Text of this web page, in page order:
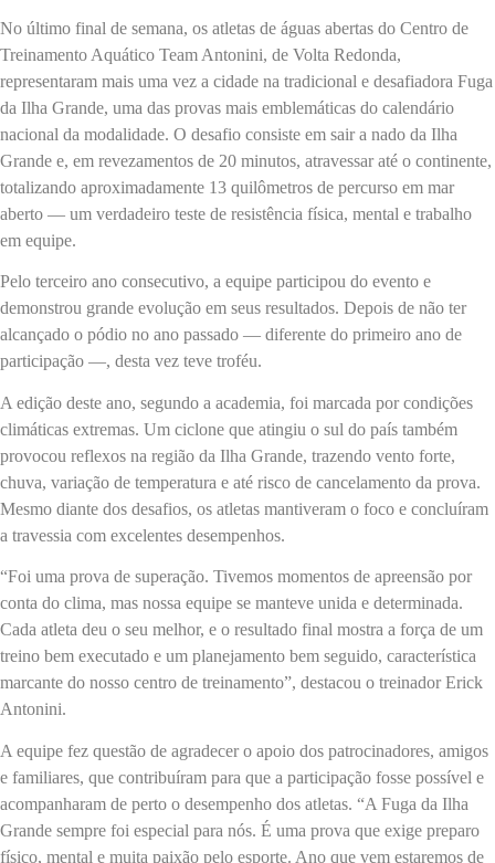
No último final de semana, os atletas de águas abertas do Centro de
Treinamento Aquático Team Antonini, de Volta Redonda,
representaram mais uma vez a cidade na tradicional e desafiadora Fuga
da Ilha Grande, uma das provas mais emblemáticas do calendário
nacional da modalidade. O desafio consiste em sair a nado da Ilha
Grande e, em revezamentos de 20 minutos, atravessar até o continente,
totalizando aproximadamente 13 quilômetros de percurso em mar
aberto — um verdadeiro teste de resistência física, mental e trabalho
em equipe.
Pelo terceiro ano consecutivo, a equipe participou do evento e
demonstrou grande evolução em seus resultados. Depois de não ter
alcançado o pódio no ano passado — diferente do primeiro ano de
participação —, desta vez teve troféu.
A edição deste ano, segundo a academia, foi marcada por condições
climáticas extremas. Um ciclone que atingiu o sul do país também
provocou reflexos na região da Ilha Grande, trazendo vento forte,
chuva, variação de temperatura e até risco de cancelamento da prova.
Mesmo diante dos desafios, os atletas mantiveram o foco e concluíram
a travessia com excelentes desempenhos.
“Foi uma prova de superação. Tivemos momentos de apreensão por
conta do clima, mas nossa equipe se manteve unida e determinada.
Cada atleta deu o seu melhor, e o resultado final mostra a força de um
treino bem executado e um planejamento bem seguido, característica
marcante do nosso centro de treinamento”, destacou o treinador Erick
Antonini.
A equipe fez questão de agradecer o apoio dos patrocinadores, amigos
e familiares, que contribuíram para que a participação fosse possível e
acompanharam de perto o desempenho dos atletas. “A Fuga da Ilha
Grande sempre foi especial para nós. É uma prova que exige preparo
físico, mental e muita paixão pelo esporte. Ano que vem estaremos de